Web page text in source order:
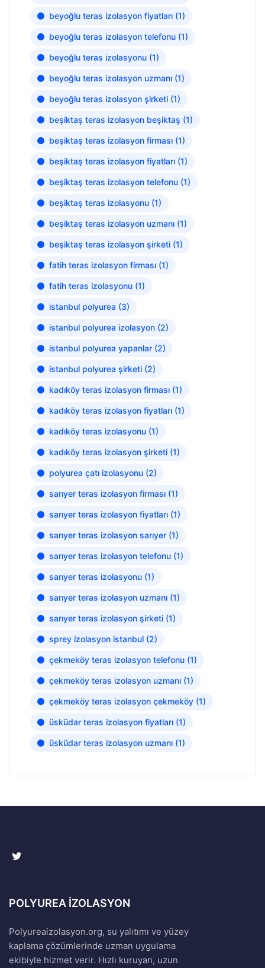
beyoğlu teras izolasyon fiyatları (1)
beyoğlu teras izolasyon telefonu (1)
beyoğlu teras izolasyonu (1)
beyoğlu teras izolasyon uzmanı (1)
beyoğlu teras izolasyon şirketi (1)
beşiktaş teras izolasyon beşiktaş (1)
beşiktaş teras izolasyon firması (1)
beşiktaş teras izolasyon fiyatları (1)
beşiktaş teras izolasyon telefonu (1)
beşiktaş teras izolasyonu (1)
beşiktaş teras izolasyon uzmanı (1)
beşiktaş teras izolasyon şirketi (1)
fatih teras izolasyon firması (1)
fatih teras izolasyonu (1)
istanbul polyurea (3)
istanbul polyurea izolasyon (2)
istanbul polyurea yapanlar (2)
istanbul polyurea şirketi (2)
kadıköy teras izolasyon firması (1)
kadıköy teras izolasyon fiyatları (1)
kadıköy teras izolasyonu (1)
kadıköy teras izolasyon şirketi (1)
polyurea çatı izolasyonu (2)
sarıyer teras izolasyon firması (1)
sarıyer teras izolasyon fiyatları (1)
sarıyer teras izolasyon sarıyer (1)
sarıyer teras izolasyon telefonu (1)
sarıyer teras izolasyonu (1)
sarıyer teras izolasyon uzmanı (1)
sarıyer teras izolasyon şirketi (1)
sprey izolasyon istanbul (2)
çekmeköy teras izolasyon telefonu (1)
çekmeköy teras izolasyon uzmanı (1)
çekmeköy teras izolasyon çekmeköy (1)
üsküdar teras izolasyon fiyatları (1)
üsküdar teras izolasyon uzmanı (1)
POLYUREA İZOLASYON
Polyureaizolasyon.org, su yalıtımı ve yüzey
kaplama çözümlerinde uzman uygulama
ekibiyle hizmet verir. Hızlı kuruyan, uzun